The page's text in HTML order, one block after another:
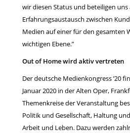
wir diesen Status und beteiligen
Erfahrungsaustausch zwischen
Medien auf einer für den gesamten
wichtigen Ebene.”
Out of Home wird aktiv vertreten
Der deutsche Medienkongress ’20
Januar 2020 in der Alten Oper,
Themenkreise der Veranstaltung
Politik und Gesellschaft, Haltung
Arbeit und Leben. Dazu werden